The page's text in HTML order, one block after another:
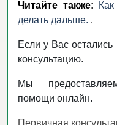
Читайте также:
делать дальше. .
Если у Вас
консультацию.
Мы
помощи онлайн.
Первичная